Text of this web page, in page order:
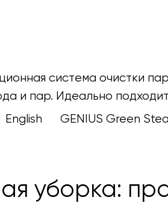
система очистки
и пар. Идеально
English GENIUS Green
уборка: